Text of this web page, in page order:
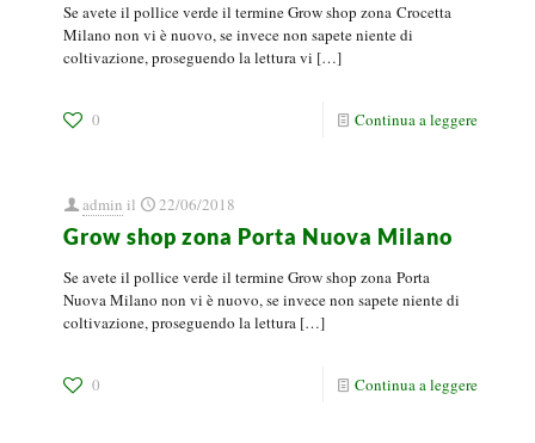
Se avete il pollice verde il termine Grow shop zona Crocetta
Milano non vi è nuovo, se invece non sapete niente di
coltivazione, proseguendo la lettura vi […]
0 Continua a leggere
admin il 22/06/2018
Grow shop zona Porta Nuova Milano
Se avete il pollice verde il termine Grow shop zona Porta
Nuova Milano non vi è nuovo, se invece non sapete niente di
coltivazione, proseguendo la lettura […]
0 Continua a leggere